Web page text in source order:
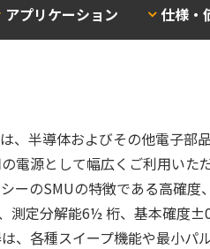
アプリケーション 仕様・
、半導体およびその他電子部
電源として幅広くご利用いた
ーのSMUの特徴である高確
測定分解能6½ 桁、基本確度
、各種スイープ機能や最小パ